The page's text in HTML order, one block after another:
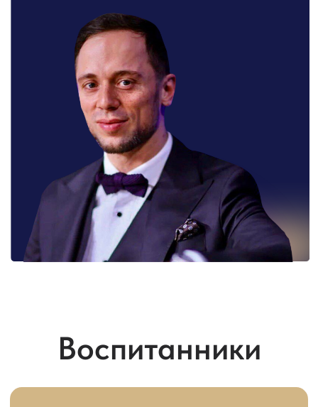
Воспитанники
Победители Первенства
Московской области
категории «Молодежь»
Победители первенства
Призеры и финалисты